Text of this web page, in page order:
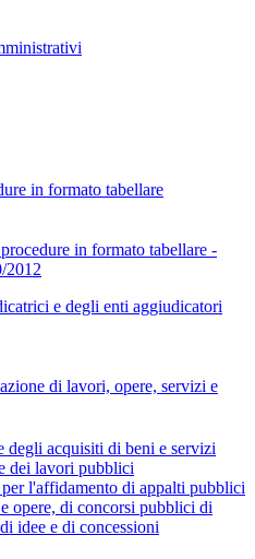
in formato tabellare
in formato tabellare -
2012
e degli enti aggiudicatori
di lavori, opere, servizi e
degli acquisiti di beni e servizi
dei lavori pubblici
l'affidamento di appalti pubblici
opere, di concorsi pubblici di
idee e di concessioni